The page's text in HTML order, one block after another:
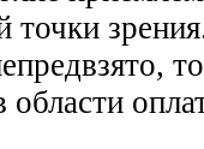
точки